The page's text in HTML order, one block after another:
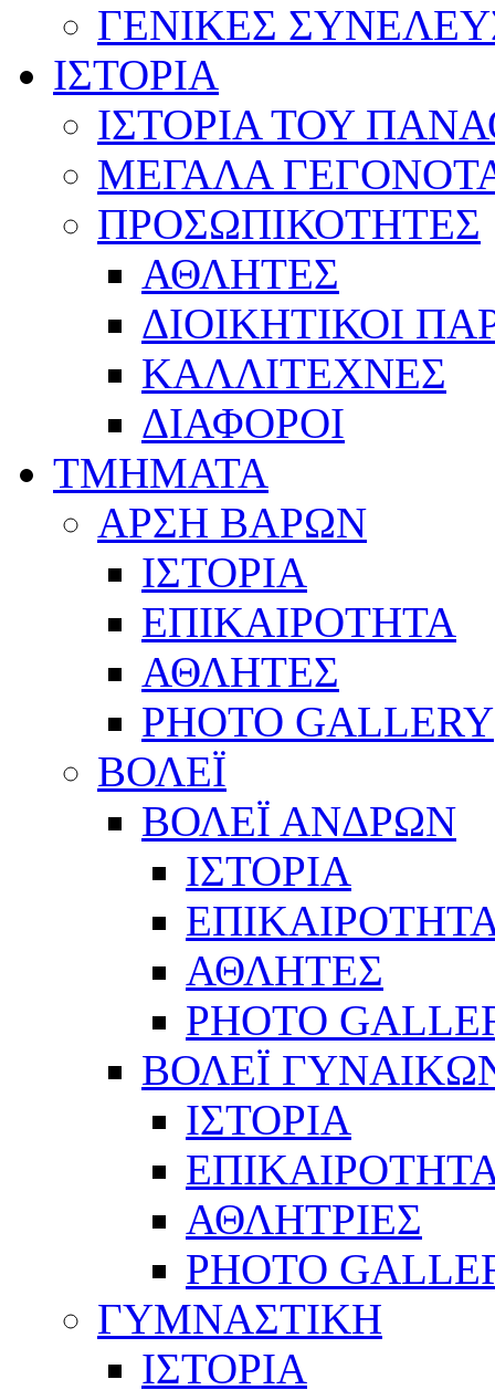
ΓΕΝΙΚΕΣ
ΙΣΤΟΡΙΑ
ΙΣΤΟΡΙΑ ΤΟΥ
ΜΕΓΑΛΑ
ΠΡΟΣΩΠΙΚΟΤΗΤΕΣ
ΑΘΛΗΤΕΣ
ΔΙΟΙΚΗΤΙΚΟΙ
ΚΑΛΛΙΤΕΧΝΕΣ
ΔΙΑΦΟΡΟΙ
ΤΜΗΜΑΤΑ
ΑΡΣΗ ΒΑΡΩΝ
ΙΣΤΟΡΙΑ
ΕΠΙΚΑΙΡΟΤΗΤΑ
ΑΘΛΗΤΕΣ
PHOTO GALLERY
ΒΟΛΕΪ
ΒΟΛΕΪ ΑΝΔΡΩΝ
ΙΣΤΟΡΙΑ
ΑΘΛΗΤΕΣ
PHOTO
ΒΟΛΕΪ
ΙΣΤΟΡΙΑ
ΑΘΛΗΤΡΙΕΣ
PHOTO
ΓΥΜΝΑΣΤΙΚΗ
ΙΣΤΟΡΙΑ